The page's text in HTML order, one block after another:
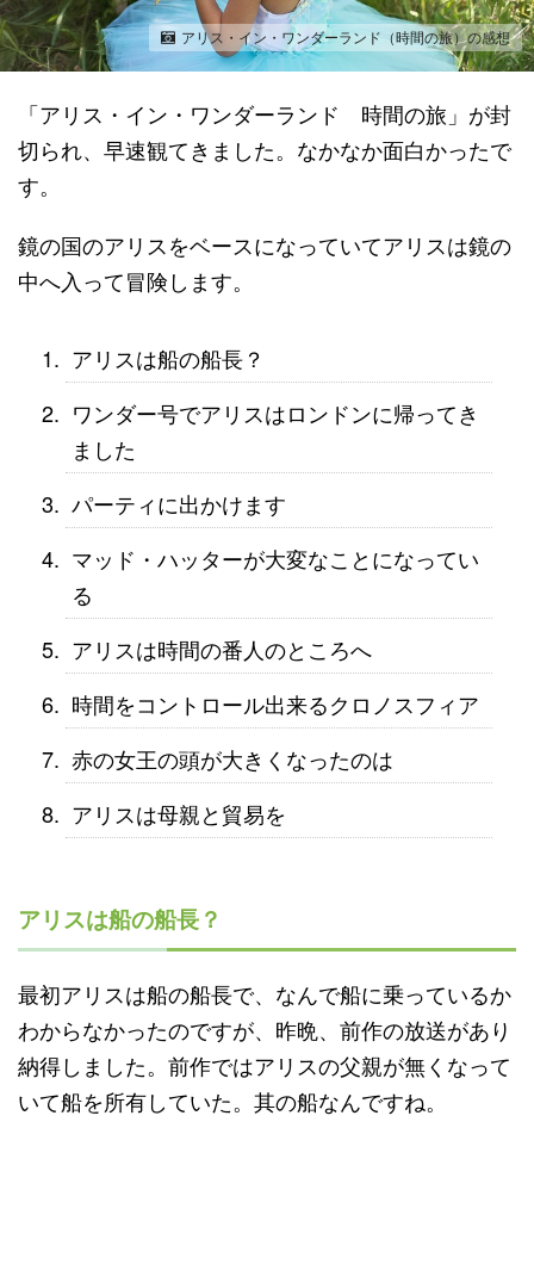
アリス・イン・ワンダーランド（時間の旅）の感想
「アリス・イン・ワンダーランド 時間の旅」が封
切られ、早速観てきました。なかなか面白かったで
す。
鏡の国のアリスをベースになっていてアリスは鏡の
中へ入って冒険します。
アリスは船の船長？
ワンダー号でアリスはロンドンに帰ってき
ました
パーティに出かけます
マッド・ハッターが大変なことになってい
る
アリスは時間の番人のところへ
時間をコントロール出来るクロノスフィア
赤の女王の頭が大きくなったのは
アリスは母親と貿易を
アリスは船の船長？
最初アリスは船の船長で、なんで船に乗っているか
わからなかったのですが、昨晩、前作の放送があり
納得しました。前作ではアリスの父親が無くなって
いて船を所有していた。其の船なんですね。